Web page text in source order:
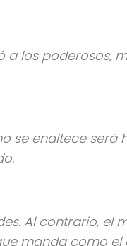
a los poderosos,
se enaltece será
Al contrario, el
manda como el